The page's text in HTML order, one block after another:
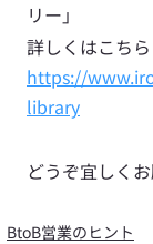
リー」
詳しくはこちら
https://
library
どうぞ宜しくお
BtoB営業のヒント